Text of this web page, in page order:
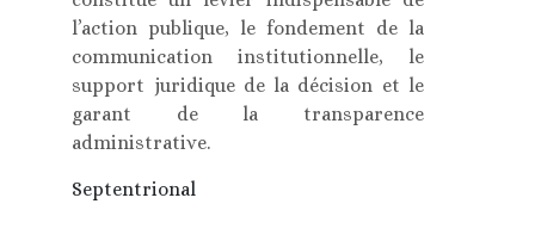
l’action publique, le fondement de la
communication institutionnelle, le
support juridique de la décision et le
garant de la transparence
administrative.
Septentrional